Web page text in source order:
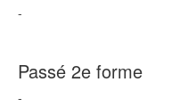
-
Passé 2e forme
-